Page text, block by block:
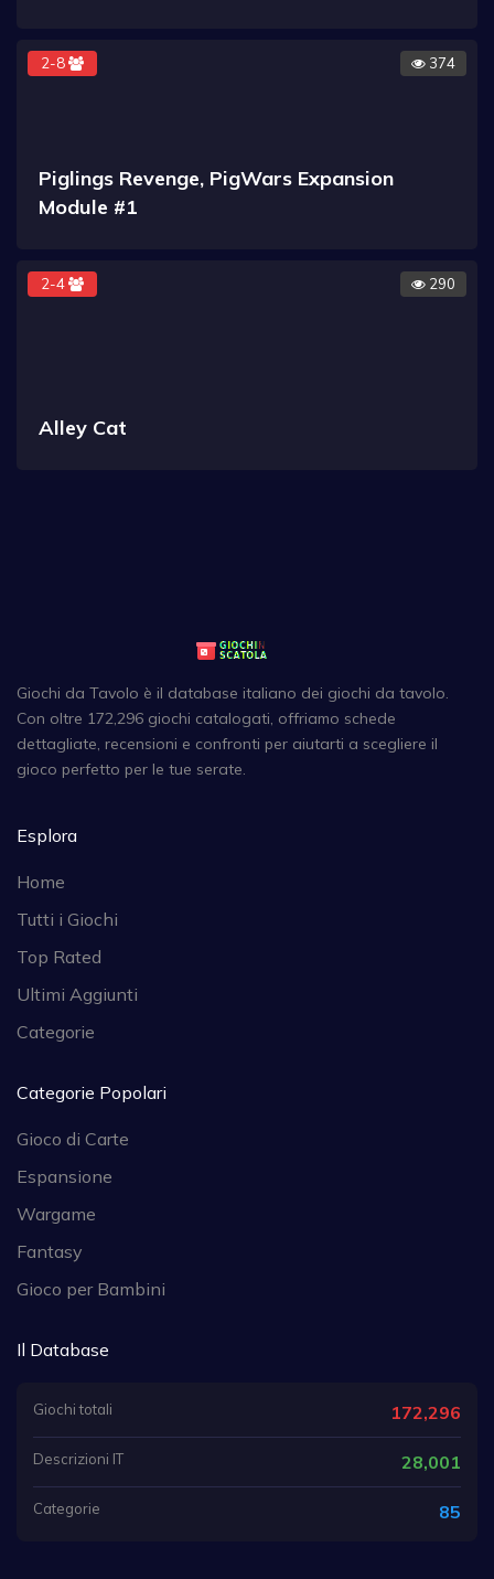
2-8 374
Piglings Revenge, PigWars Expansion
Module #1
2-4 290
Alley Cat
Giochi da Tavolo è il database italiano dei giochi da tavolo.
Con oltre 172,296 giochi catalogati, offriamo schede
dettagliate, recensioni e confronti per aiutarti a scegliere il
gioco perfetto per le tue serate.
Esplora
Home
Tutti i Giochi
Top Rated
Ultimi Aggiunti
Categorie
Categorie Popolari
Gioco di Carte
Espansione
Wargame
Fantasy
Gioco per Bambini
Il Database
Giochi totali 172,296
Descrizioni IT 28,001
Categorie 85